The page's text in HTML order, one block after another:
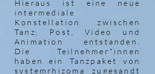
Hieraus ist eine neue
intermediale
Konstellation zwischen
Tanz, Post, Video und
Animation entstanden.
Die Teilnehmer*innen
haben ein Tanzpaket von
systemrhizoma zugesandt